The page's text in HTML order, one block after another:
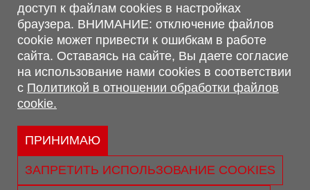
г. Брест, ул. Лейтенанта Рябцева, 108 В, 224701
Обращаем Ваше внимание, что вся предоставленная на сайте
информация, касающаяся комплектаций, технических
характеристик, цветовых сочетаний, а также стоимости и
сервисного обслуживания носит информационный характер и
не является публичной офертой, определяемой п.2 ст.407
Гражданского кодекса Республики Беларусь.
Политика обработки персональных данных
Политикой в отношении обработки файлов cookie.
доступ к файлам cookies в настройках
браузера. ВНИМАНИЕ: отключение файлов
cookie может привести к ошибкам в работе
сайта. Оставаясь на сайте, Вы даете согласие
на использование нами cookies в соответствии
с Политикой в отношении обработки файлов
cookie.
ПРИНИМАЮ
ЗАПРЕТИТЬ ИСПОЛЬЗОВАНИЕ COOKIES